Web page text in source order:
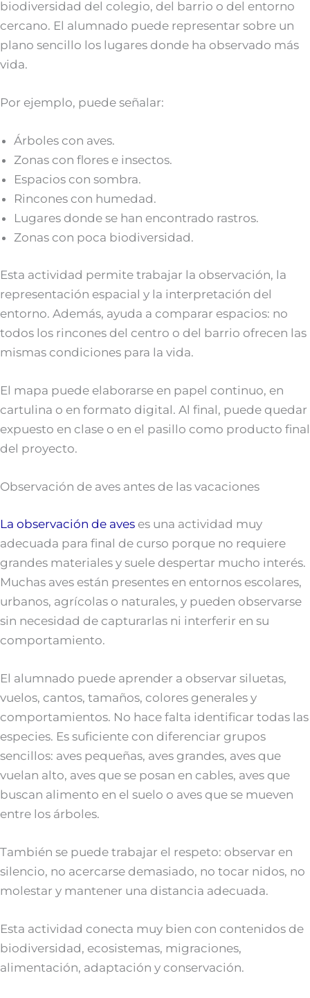
biodiversidad del colegio, del barrio o del entorno
cercano. El alumnado puede representar sobre un
plano sencillo los lugares donde ha observado más
vida.
Por ejemplo, puede señalar:
Árboles con aves.
Zonas con flores e insectos.
Espacios con sombra.
Rincones con humedad.
Lugares donde se han encontrado rastros.
Zonas con poca biodiversidad.
Esta actividad permite trabajar la observación, la
representación espacial y la interpretación del
entorno. Además, ayuda a comparar espacios: no
todos los rincones del centro o del barrio ofrecen las
mismas condiciones para la vida.
El mapa puede elaborarse en papel continuo, en
cartulina o en formato digital. Al final, puede quedar
expuesto en clase o en el pasillo como producto final
del proyecto.
Observación de aves antes de las vacaciones
La observación de aves es una actividad muy
adecuada para final de curso porque no requiere
grandes materiales y suele despertar mucho interés.
Muchas aves están presentes en entornos escolares,
urbanos, agrícolas o naturales, y pueden observarse
sin necesidad de capturarlas ni interferir en su
comportamiento.
El alumnado puede aprender a observar siluetas,
vuelos, cantos, tamaños, colores generales y
comportamientos. No hace falta identificar todas las
especies. Es suficiente con diferenciar grupos
sencillos: aves pequeñas, aves grandes, aves que
vuelan alto, aves que se posan en cables, aves que
buscan alimento en el suelo o aves que se mueven
entre los árboles.
También se puede trabajar el respeto: observar en
silencio, no acercarse demasiado, no tocar nidos, no
molestar y mantener una distancia adecuada.
Esta actividad conecta muy bien con contenidos de
biodiversidad, ecosistemas, migraciones,
alimentación, adaptación y conservación.